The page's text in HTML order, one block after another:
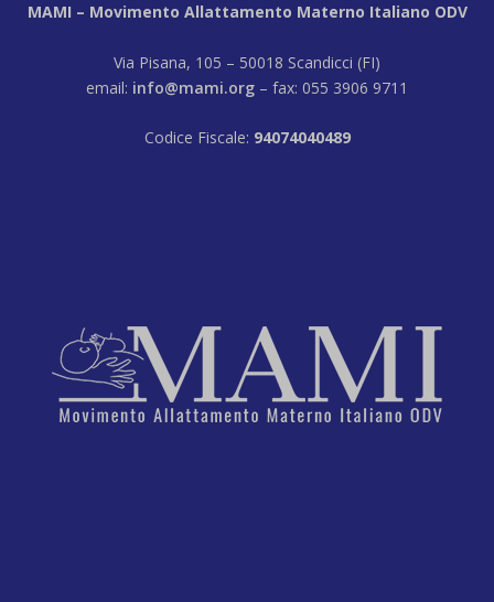
MAMI – Movimento Allattamento Materno Italiano ODV
Via Pisana, 105 – 50018 Scandicci (FI)
email: info@mami.org – fax: 055 3906 9711
Codice Fiscale: 94074040489